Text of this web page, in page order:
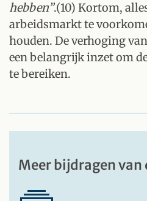
hebben”.(10) Kortom,
arbeidsmarkt te
houden. De verhoging
een belangrijk inzet om
te bereiken.
Meer bijdragen van